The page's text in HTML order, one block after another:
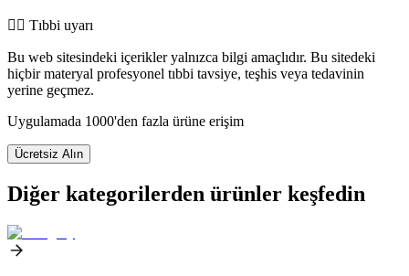
👨‍⚕️️ Tıbbi uyarı
Bu web sitesindeki içerikler yalnızca bilgi amaçlıdır. Bu sitedeki
hiçbir materyal profesyonel tıbbi tavsiye, teşhis veya tedavinin
yerine geçmez.
Uygulamada 1000'den fazla ürüne erişim
Ücretsiz Alın
Diğer kategorilerden ürünler keşfedin